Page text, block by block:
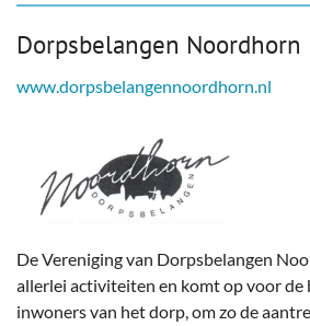
Welzijn & Maatschappij
Prikbord & Aanbiedingen
Dorpsbelangen Noordhorn
www.dorpsbelangennoordhorn.nl
De Vereniging van Dorpsbelangen
allerlei activiteiten en komt op voor de
inwoners van het dorp, om zo de